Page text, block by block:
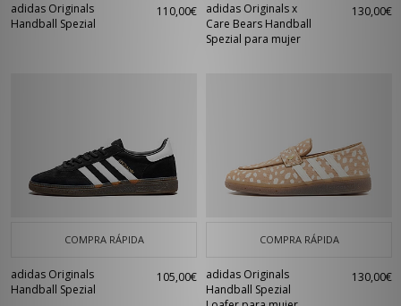
adidas Originals
Handball Spezial
110,00€
adidas Originals x
Care Bears Handball
Spezial para mujer
130,00€
COMPRA RÁPIDA
adidas Originals
Handball Spezial
105,00€
COMPRA RÁPIDA
adidas Originals
Handball Spezial
130,00€